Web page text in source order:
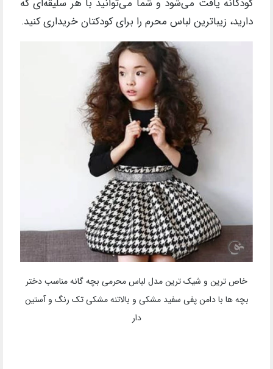
کودکانه یافت می‌شود و شما می‌توانید با هر سلیقه‌ای که
دارید، زیباترین لباس محرم را برای کودکتان خریداری کنید.
خاص ترین و شیک ترین مدل لباس محرمی بچه گانه مناسب دختر
بچه ها با دامن پفی سفید مشکی و بالاتنه مشکی تک رنگ و آستین
دار